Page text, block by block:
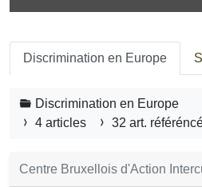
Discrimination en Europe
Discrimination en Europe
4 articles
32 art.
Centre Bruxellois d'Action